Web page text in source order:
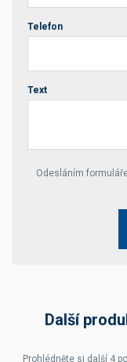
Telefon
Text
Your website *
Odesláním
Další
Prohlédněte si další 4